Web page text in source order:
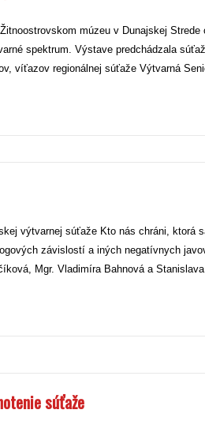
múzeu v Dunajskej Strede
spektrum. Výstave predchádzala
víťazov regionálnej súťaže Výtvarná
výtvarnej súťaže Kto nás chráni, ktorá
závislostí a iných negatívnych
Mgr. Vladimíra Bahnová a
súťaže